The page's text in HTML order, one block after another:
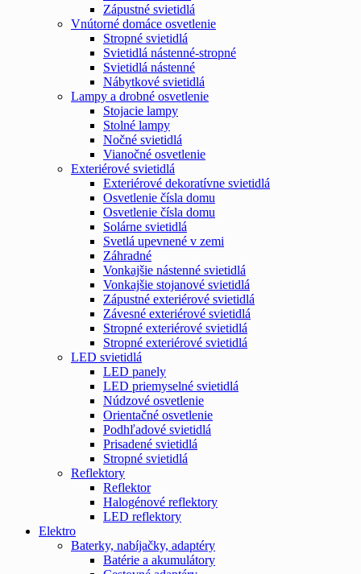
Zápustné svietidlá
Vnútorné domáce osvetlenie
Stropné svietidlá
Svietidlá nástenné-stropné
Svietidlá nástenné
Nábytkové svietidlá
Lampy a drobné osvetlenie
Stojacie lampy
Stolné lampy
Nočné svietidlá
Vianočné osvetlenie
Exteriérové svietidlá
Exteriérové dekoratívne svietidlá
Osvetlenie čísla domu
Osvetlenie čísla domu
Solárne svietidlá
Svetlá upevnené v zemi
Záhradné
Vonkajšie nástenné svietidlá
Vonkajšie stojanové svietidlá
Zápustné exteriérové svietidlá
Závesné exteriérové svietidlá
Stropné exteriérové svietidlá
Stropné exteriérové svietidlá
LED svietidlá
LED panely
LED priemyselné svietidlá
Núdzové osvetlenie
Orientačné osvetlenie
Podhľadové svietidlá
Prisadené svietidlá
Stropné svietidlá
Reflektory
Reflektor
Halogénové reflektory
LED reflektory
Elektro
Baterky, nabíjačky, adaptéry
Batérie a akumulátory